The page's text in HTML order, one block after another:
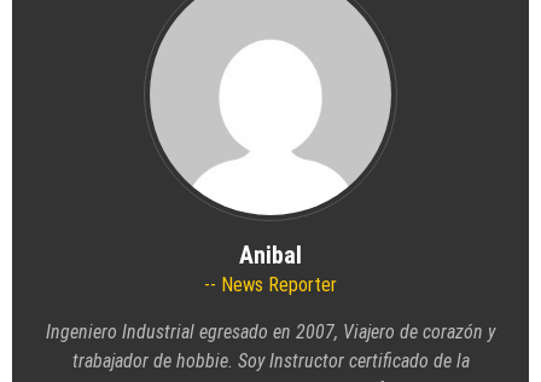
Anibal
News Reporter
Ingeniero Industrial egresado en 2007, Viajero de corazón y
trabajador de hobbie. Soy Instructor certificado de la